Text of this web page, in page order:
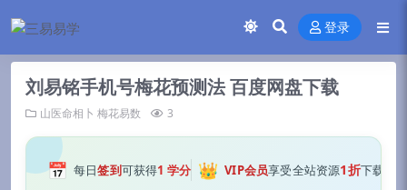
登录
刘易铭手机号梅花预测法 百度网盘下载
山医命相卜 梅花易数 3
📅 每日签到可获得1 学分 👑 VIP会员享受全站资源1折下载